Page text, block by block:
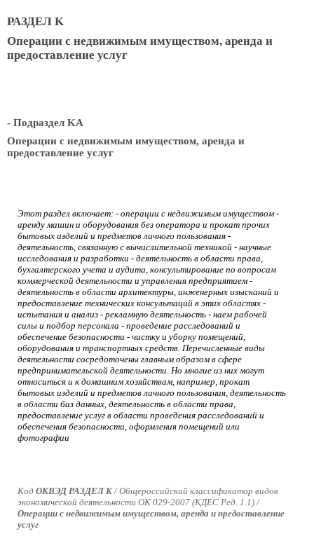
РАЗДЕЛ K
Операции с недвижимым имуществом, аренда и
предоставление услуг
- Подраздел KА
Операции с недвижимым имуществом, аренда и
предоставление услуг
Этот раздел включает: - операции с недвижимым имуществом -
аренду машин и оборудования без оператора и прокат прочих
бытовых изделий и предметов личного пользования -
деятельность, связанную с вычислительной техникой - научные
исследования и разработки - деятельность в области права,
бухгалтерского учета и аудита, консультирование по вопросам
коммерческой деятельности и управления предприятием -
деятельность в области архитектуры, инженерных изысканий и
предоставление технических консультаций в этих областях -
испытания и анализ - рекламную деятельность - наем рабочей
силы и подбор персонала - проведение расследований и
обеспечение безопасности - чистку и уборку помещений,
оборудования и транспортных средств. Перечисленные виды
деятельности сосредоточены главным образом в сфере
предпринимательской деятельности. Но многие из них могут
относиться и к домашним хозяйствам, например, прокат
бытовых изделий и предметов личного пользования, деятельность
в области баз данных, деятельность в области права,
предоставление услуг в области проведения расследований и
обеспечения безопасности, оформления помещений или
фотографии
Код ОКВЭД РАЗДЕЛ K/Общероссийский классификатор видов
экономической деятельности ОК 029-2007 (КДЕС Ред. 1.1) /
Операции с недвижимым имуществом, аренда и предоставление
услуг